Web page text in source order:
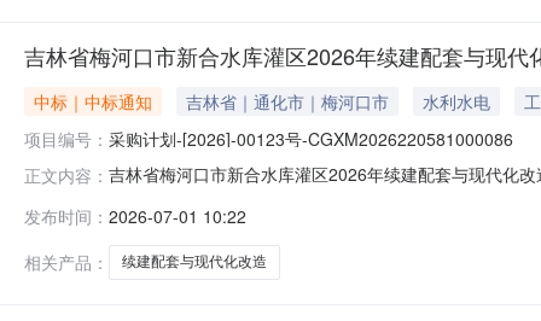
吉林省梅河口市新合水库灌区2026年续建配套与现代
中标｜中标通知 吉林省｜通化市｜梅河口市 水利水电
项目编号： 采购计划-[2026]-00123号-CGXM2026220581000086
正文内容： 吉林省梅河口市新合水库灌区2026年续建配套与现代化
前内容更正后内容1中标成交供应商中标成交供应商：永
发布时间： 2026-07-01 10:22
相关产品：
续建配套与现代化改造